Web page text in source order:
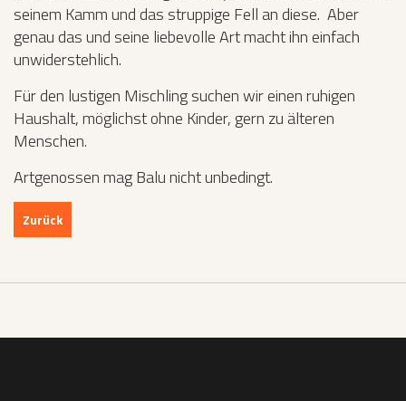
seinem Kamm und das struppige Fell an diese. Aber
genau das und seine liebevolle Art macht ihn einfach
unwiderstehlich.
Für den lustigen Mischling suchen wir einen ruhigen
Haushalt, möglichst ohne Kinder, gern zu älteren
Menschen.
Artgenossen mag Balu nicht unbedingt.
Zurück